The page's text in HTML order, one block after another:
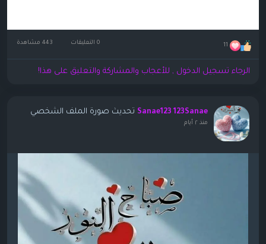
11 0 التعليقات
الرجاء تسجيل الدخول , للأعجاب والمشاركة والتعليق على هذا!
Sanae123 123Sanae تحديث صورة الملف الشخصي
منذ ٢ أيام